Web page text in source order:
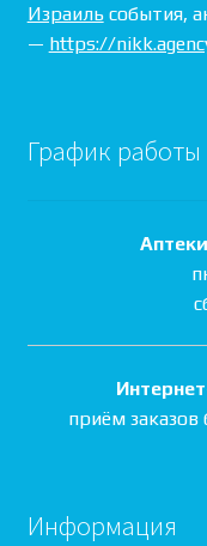
Израильсобытия,
— https://
График работы
приём заказов
Информация